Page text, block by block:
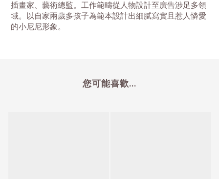
插畫家、藝術總監。工作範疇從人物設計至廣告涉足多領
域。以自家兩歲多孩子為範本設計出細膩寫實且惹人憐愛
的小尼尼形象。
您可能喜歡...